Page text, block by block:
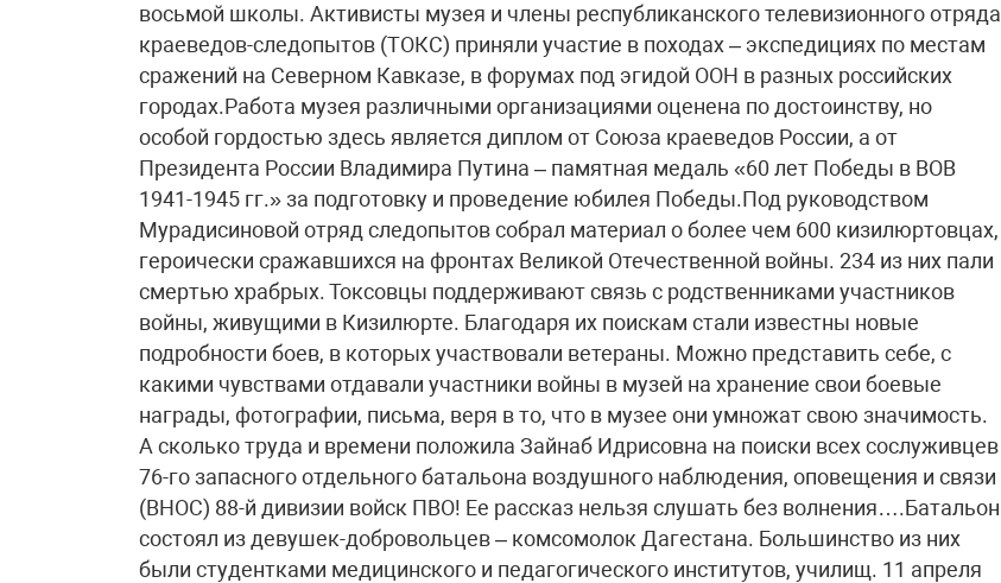
восьмой школы. Активисты музея и члены республиканского телевизионного отряда
краеведов-следопытов (ТОКС) приняли участие в походах – экспедициях по местам
сражений на Северном Кавказе, в форумах под эгидой ООН в разных российских
городах.Работа музея различными организациями оценена по достоинству, но
особой гордостью здесь является диплом от Союза краеведов России, а от
Президента России Владимира Путина – памятная медаль «60 лет Победы в ВОВ
1941-1945 гг.» за подготовку и проведение юбилея Победы.Под руководством
Мурадисиновой отряд следопытов собрал материал о более чем 600 кизилюртовцах,
героически сражавшихся на фронтах Великой Отечественной войны. 234 из них пали
смертью храбрых. Токсовцы поддерживают связь с родственниками участников
войны, живущими в Кизилюрте. Благодаря их поискам стали известны новые
подробности боев, в которых участвовали ветераны. Можно представить себе, с
какими чувствами отдавали участники войны в музей на хранение свои боевые
награды, фотографии, письма, веря в то, что в музее они умножат свою значимость.
А сколько труда и времени положила Зайнаб Идрисовна на поиски всех сослуживцев
76-го запасного отдельного батальона воздушного наблюдения, оповещения и связи
(ВНОС) 88-й дивизии войск ПВО! Ее рассказ нельзя слушать без волнения….Батальон
состоял из девушек-добровольцев – комсомолок Дагестана. Большинство из них
были студентками медицинского и педагогического институтов, училищ. 11 апреля